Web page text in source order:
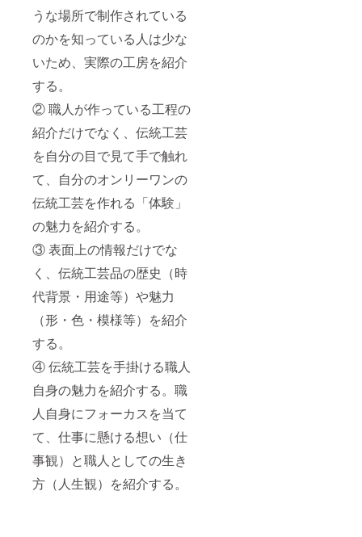
うな場所で制作されている
のかを知っている人は少な
いため、実際の工房を紹介
する。
② 職人が作っている工程の
紹介だけでなく、伝統工芸
を自分の目で見て手で触れ
て、自分のオンリーワンの
伝統工芸を作れる「体験」
の魅力を紹介する。
③ 表面上の情報だけでな
く、伝統工芸品の歴史（時
代背景・用途等）や魅力
（形・色・模様等）を紹介
する。
④ 伝統工芸を手掛ける職人
自身の魅力を紹介する。職
人自身にフォーカスを当て
て、仕事に懸ける想い（仕
事観）と職人としての生き
方（人生観）を紹介する。